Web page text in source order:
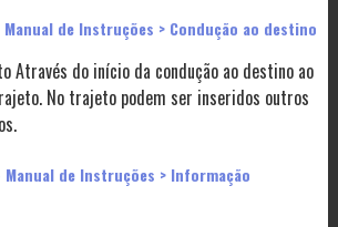
de Instruções > Condução ao destino
Através do início da condução ao destino ao
No trajeto podem ser inseridos outros
Manual de Instruções > Informação